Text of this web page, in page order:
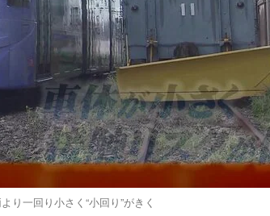
り一回り小さく“小回り”がきく